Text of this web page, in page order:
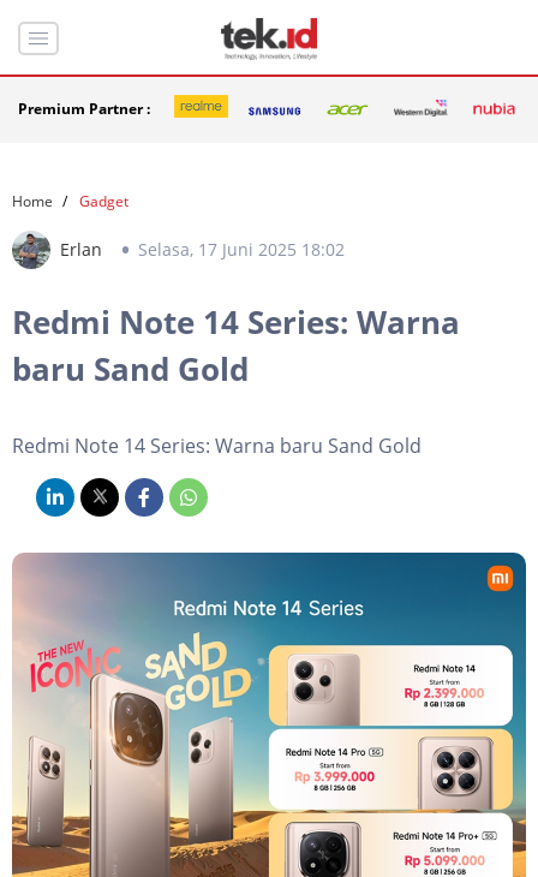
Premium Partner :
Home Gadget
Erlan Selasa, 17 Juni 2025 18:02
Redmi Note 14 Series: Warna
baru Sand Gold
Redmi Note 14 Series: Warna baru Sand Gold